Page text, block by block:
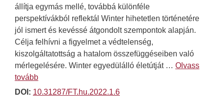
állítja egymás mellé, továbbá különféle
perspektívákból reflektál Winter hihetetlen történetére
jól ismert és kevéssé átgondolt szempontok alapján.
Célja felhívni a figyelmet a védtelenség,
kiszolgáltatottság a hatalom összefüggéseiben való
mérlegelésére. Winter egyedülálló életútját … Olvass
tovább
DOI: 10.31287/FT.hu.2022.1.6